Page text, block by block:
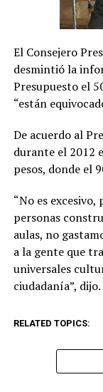
El Consejero
desmintió la
Presupuesto el
“están
De acuerdo al
durante el 2012
pesos, donde el
“No es
personas
aulas, no
a la gente que
universales
ciudadanía”, dijo.
RELATED TOPICS: